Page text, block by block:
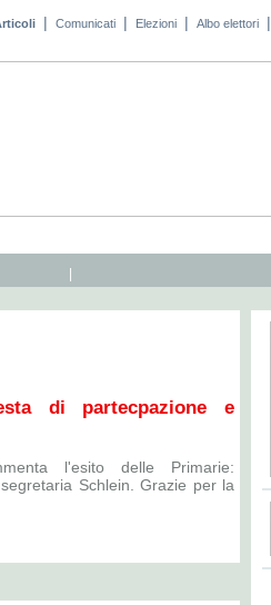
| Comunicati | Elezioni | Albo elettori |
di partecpazione e
l'esito delle Primarie:
Schlein. Grazie per la